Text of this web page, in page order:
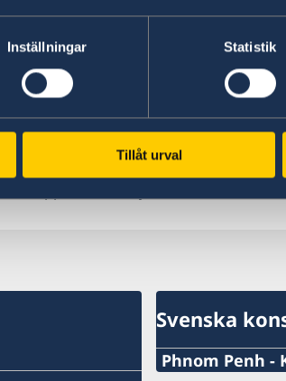
Inställningar Statistik
Tillåt urval
Mekong River Commissionför
påGlobal Disaster Awareness and
som t ex
väderrapporter i Kambodja:
Svenska
Phnom Penh -